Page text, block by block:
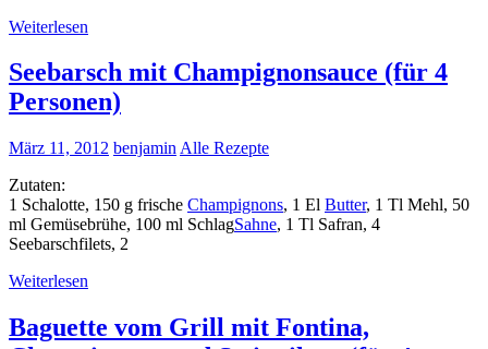
Weiterlesen
Seebarsch mit Champignonsauce (für 4
Personen)
März 11, 2012 benjamin Alle Rezepte
Zutaten:
1 Schalotte, 150 g frische Champignons, 1 El Butter, 1 Tl Mehl, 50
ml Gemüsebrühe, 100 ml SchlagSahne, 1 Tl Safran, 4
Seebarschfilets, 2
Weiterlesen
Baguette vom Grill mit Fontina,